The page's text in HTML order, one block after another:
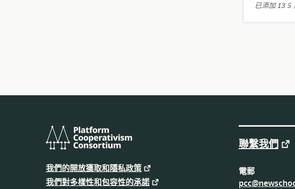
已添加 13 5
平
台
合
作
主
我們的開放獲取和隱私政策
我們對多樣性和包容性的承諾
聯繫我們
電郵